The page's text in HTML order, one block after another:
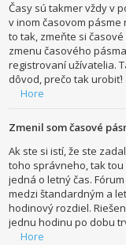
Časy sú takmer vždy v
v inom časovom pásme
to tak, zmeňte si
zmenu časového
registrovaní užívatelia.
dôvod, prečo tak urobiť!
Hore
Zmenil som časové
Ak ste si istí, že ste
toho správneho, tak
jedná o letný čas.
medzi štandardným a
hodinový rozdiel.
jednu hodinu po dobu
Hore